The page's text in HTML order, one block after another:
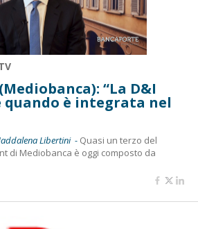
“La D&I
quando è integrata nel
Libertini - Quasi un terzo del
di Mediobanca è oggi composto da